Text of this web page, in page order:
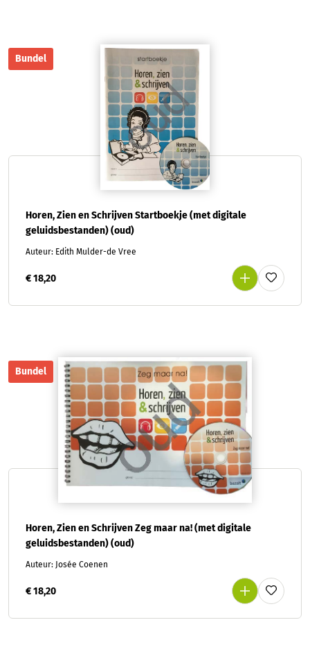
Bundel
Horen, Zien en Schrijven Startboekje (met digitale
geluidsbestanden) (oud)
Auteur: Edith Mulder-de Vree
€ 18,20
Bundel
Horen, Zien en Schrijven Zeg maar na! (met digitale
geluidsbestanden) (oud)
Auteur: Josée Coenen
€ 18,20